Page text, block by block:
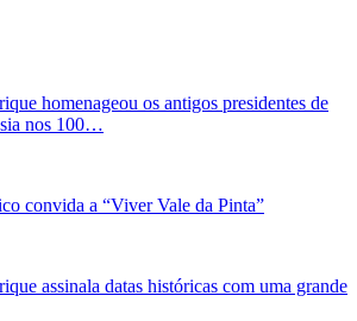
homenageou os antigos presidentes de
nos 100…
convida a “Viver Vale da Pinta”
assinala datas históricas com uma grande